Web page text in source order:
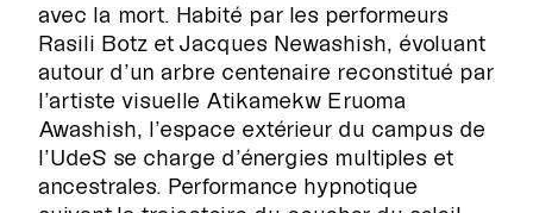
avec la mort. Habité par les performeurs
Rasili Botz et Jacques Newashish, évoluant
autour d’un arbre centenaire reconstitué par
l’artiste visuelle Atikamekw Eruoma
Awashish, l’espace extérieur du campus de
l’UdeS se charge d’énergies multiples et
ancestrales. Performance hypnotique